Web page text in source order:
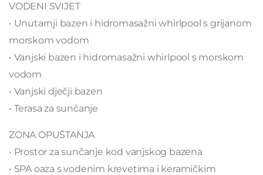
VODENI SVIJET
• Unutarnji bazen i hidromasažni whirlpool s grijanom
morskom vodom
• Vanjski bazen i hidromasažni whirlpool s morskom
vodom
• Vanjski dječji bazen
• Terasa za sunčanje
ZONA OPUŠTANJA
• Prostor za sunčanje kod vanjskog bazena
• SPA oaza s vodenim krevetima i keramičkim